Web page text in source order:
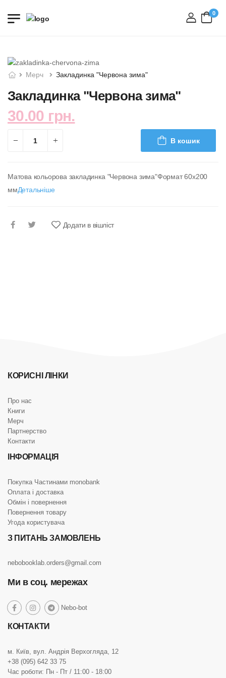
вхід
0
Мерч Закладинка "Червона зима"
Закладинка "Червона зима"
30.00 грн.
В кошик
Матова кольорова закладинка "Червона зима"Формат 60х200
ммДетальніше
Додати в вішліст
КОРИСНІ ЛІНКИ
Про нас
Книги
Мерч
Партнерство
Контакти
ІНФОРМАЦІЯ
Покупка Частинами monobank
Оплата і доставка
Обмін і повернення
Повернення товару
Угода користувача
З ПИТАНЬ ЗАМОВЛЕНЬ
nebobooklab.orders@gmail.com
Ми в соц. мережах
social
link
social
link
socialNebo-botsocial
КОНТАКТИ
м. Київ, вул. Андрія Верхогляда, 12
+38 (095) 642 33 75
Час роботи: Пн - Пт / 11:00 - 18:00